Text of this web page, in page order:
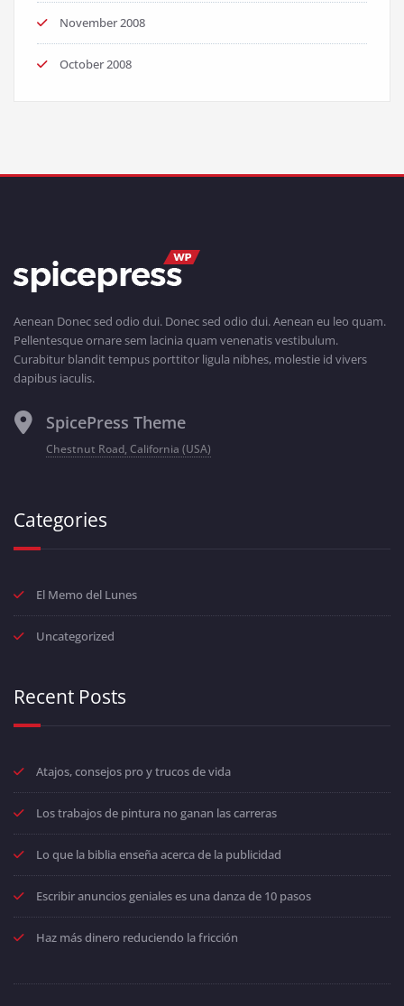
November 2008
October 2008
Aenean Donec sed odio dui. Donec sed odio dui. Aenean eu leo quam.
Pellentesque ornare sem lacinia quam venenatis vestibulum.
Curabitur blandit tempus porttitor ligula nibhes, molestie id vivers
dapibus iaculis.
SpicePress Theme
Chestnut Road, California (USA)
Categories
El Memo del Lunes
Uncategorized
Recent Posts
Atajos, consejos pro y trucos de vida
Los trabajos de pintura no ganan las carreras
Lo que la biblia enseña acerca de la publicidad
Escribir anuncios geniales es una danza de 10 pasos
Haz más dinero reduciendo la fricción